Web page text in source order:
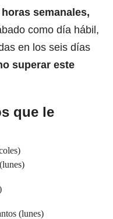
semanales,
como día hábil,
en los seis días
superar este
que le
(lunes)